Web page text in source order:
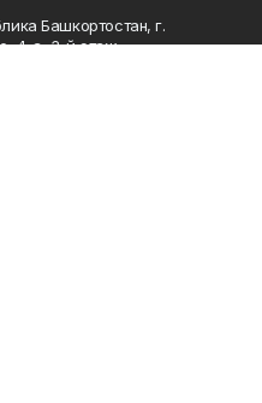
Башкортостан, г.
4-а, 3-й этаж.